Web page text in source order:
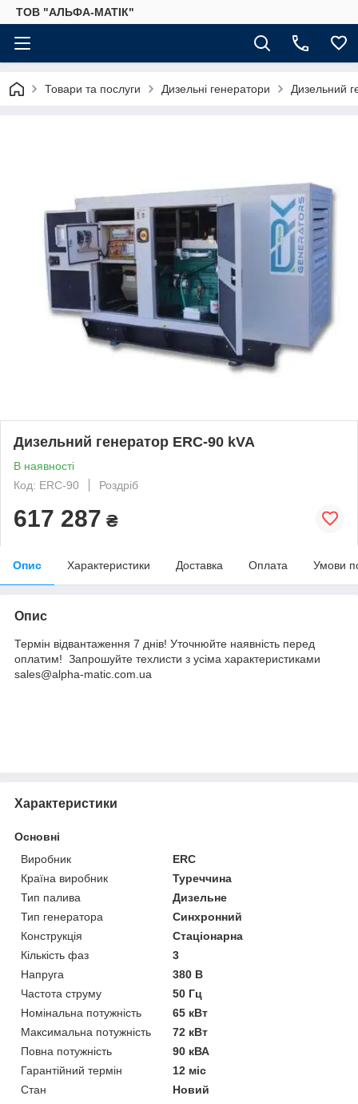
ТОВ "АЛЬФА-МАТІК"
Товари та послуги Дизельні генератори Дизельний
Дизельний генератор ERC-90 kVA
В наявності
Код: ERC-90
Роздріб
617 287 ₴
Опис Характеристики Доставка Оплата Умови
Опис
Термін відвантаження 7 днів! Уточнюйте наявність перед
оплатим! Запрошуйте техлисти з усіма характеристиками
sales@alpha-matic.com.ua
Характеристики
Основні
Виробник
ERC
Країна виробник
Туреччина
Тип палива
Дизельне
Тип генератора
Синхронний
Конструкція
Стаціонарна
Кількість фаз
3
Напруга
380 В
Частота струму
50 Гц
Номінальна потужність
65 кВт
Максимальна потужність
72 кВт
Повна потужність
90 кВА
Гарантійний термін
12 міс
Стан
Новий